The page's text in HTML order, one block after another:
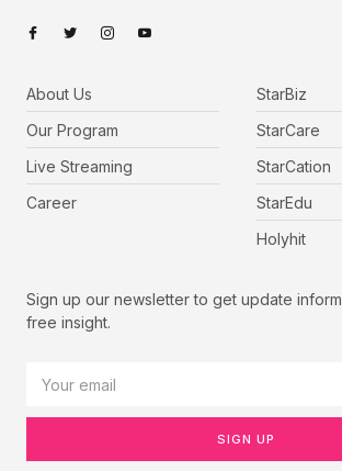
About Us
Our Program
Live Streaming
Career
StarBiz
StarCare
StarCation
StarEdu
Holyhit
Sign up our newsletter to get update
free insight.
SIGN UP